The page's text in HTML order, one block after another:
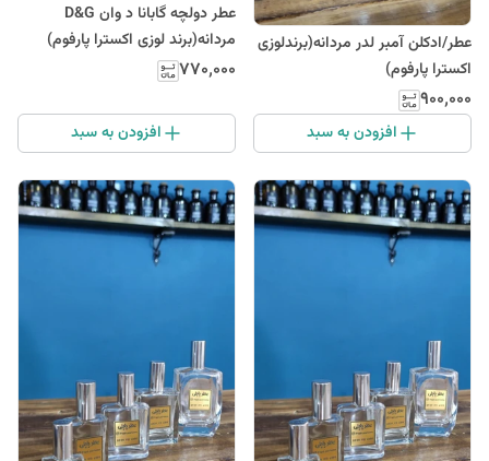
عطر/ادکلن آمبر لدر مردانه(برندلوزی
اکسترا پارفوم)
۹۰۰٬۰۰۰
افزودن به سبد
عطر دولچه گابانا د وان D&G
مردانه(برند لوزی اکسترا پارفوم)
۷۷۰٬۰۰۰
افزودن به سبد